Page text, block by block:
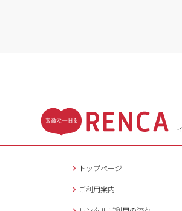
トップページ
ご利用案内